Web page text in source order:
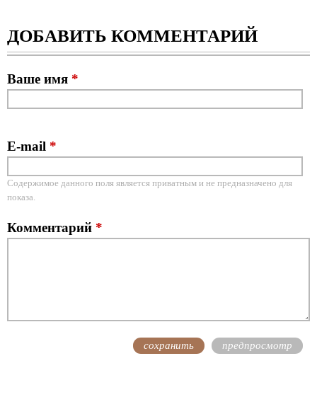
ДОБАВИТЬ КОММЕНТАРИЙ
Ваше имя *
E-mail *
Содержимое данного поля является приватным и не предназначено для
показа.
Комментарий *